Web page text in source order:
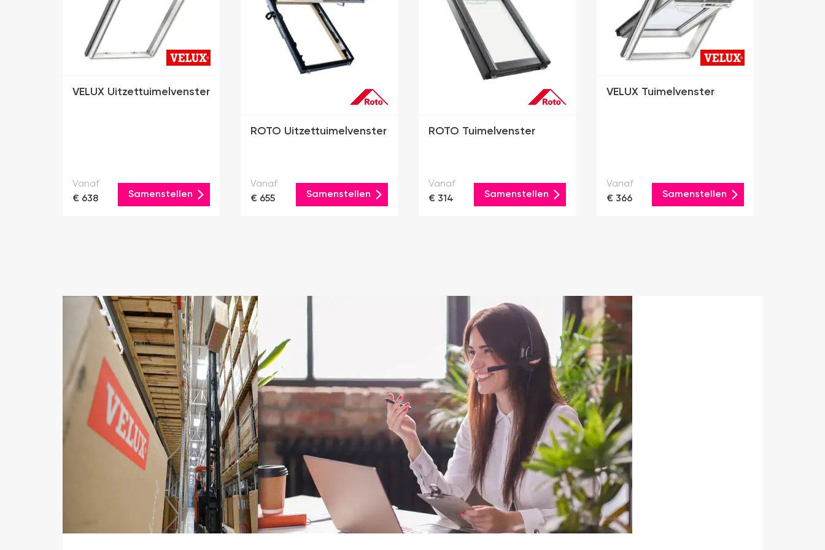
VELUX Uitzettuimelvenster
Vanaf
€ 638
Samenstellen
ROTO Uitzettuimelvenster
Vanaf
€ 655
Samenstellen
ROTO Tuimelvenster
Vanaf
€ 314
Samenstellen
VELUX Tuimelvenster
Vanaf
€ 366
Samenstellen